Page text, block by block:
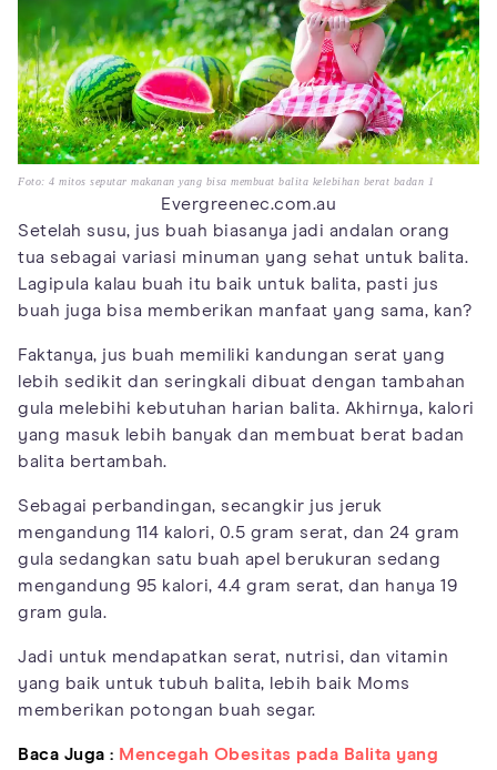
Foto: 4 mitos seputar makanan yang bisa membuat balita kelebihan berat badan 1
Evergreenec.com.au
Setelah susu, jus buah biasanya jadi andalan orang
tua sebagai variasi minuman yang sehat untuk balita.
Lagipula kalau buah itu baik untuk balita, pasti jus
buah juga bisa memberikan manfaat yang sama, kan?
Faktanya, jus buah memiliki kandungan serat yang
lebih sedikit dan seringkali dibuat dengan tambahan
gula melebihi kebutuhan harian balita. Akhirnya, kalori
yang masuk lebih banyak dan membuat berat badan
balita bertambah.
Sebagai perbandingan, secangkir jus jeruk
mengandung 114 kalori, 0.5 gram serat, dan 24 gram
gula sedangkan satu buah apel berukuran sedang
mengandung 95 kalori, 4.4 gram serat, dan hanya 19
gram gula.
Jadi untuk mendapatkan serat, nutrisi, dan vitamin
yang baik untuk tubuh balita, lebih baik Moms
memberikan potongan buah segar.
Baca Juga : Mencegah Obesitas pada Balita yang